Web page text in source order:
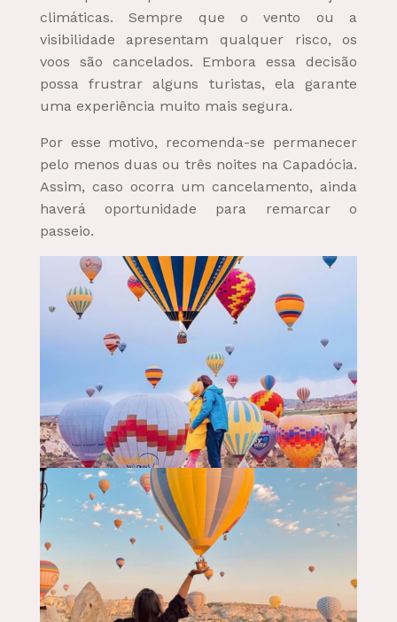
climáticas. Sempre que o vento ou a
visibilidade apresentam qualquer risco, os
voos são cancelados. Embora essa decisão
possa frustrar alguns turistas, ela garante
uma experiência muito mais segura.
Por esse motivo, recomenda-se permanecer
pelo menos duas ou três noites na Capadócia.
Assim, caso ocorra um cancelamento, ainda
haverá oportunidade para remarcar o
passeio.